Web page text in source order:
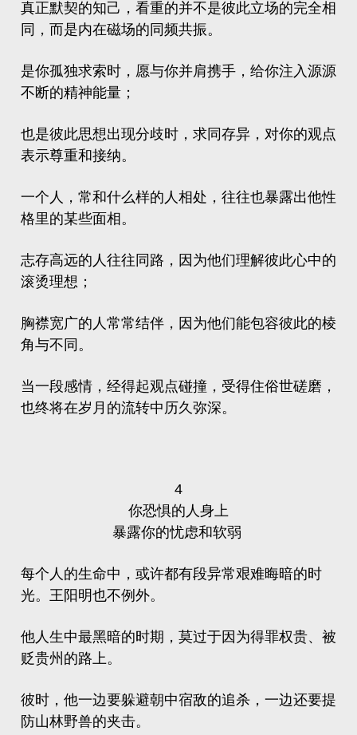
真正默契的知己，看重的并不是彼此立场的完全相
同，而是内在磁场的同频共振。
是你孤独求索时，愿与你并肩携手，给你注入源源
不断的精神能量；
也是彼此思想出现分歧时，求同存异，对你的观点
表示尊重和接纳。
一个人，常和什么样的人相处，往往也暴露出他性
格里的某些面相。
志存高远的人往往同路，因为他们理解彼此心中的
滚烫理想；
胸襟宽广的人常常结伴，因为他们能包容彼此的棱
角与不同。
当一段感情，经得起观点碰撞，受得住俗世磋磨，
也终将在岁月的流转中历久弥深。
4
你恐惧的人身上
暴露你的忧虑和软弱
每个人的生命中，或许都有段异常艰难晦暗的时
光。王阳明也不例外。
他人生中最黑暗的时期，莫过于因为得罪权贵、被
贬贵州的路上。
彼时，他一边要躲避朝中宿敌的追杀，一边还要提
防山林野兽的夹击。